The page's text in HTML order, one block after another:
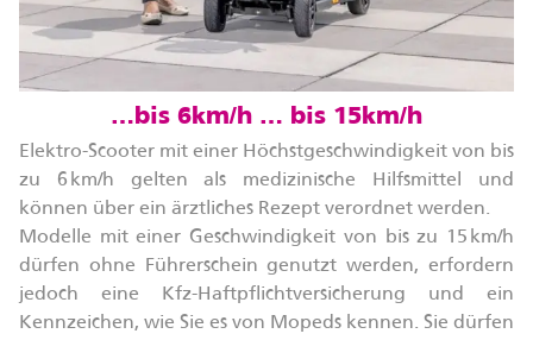
…bis 6km/h … bis 15km/h
Elektro-Scooter mit einer Höchstgeschwindigkeit von bis
zu 6 km/h gelten als medizinische Hilfsmittel und
können über ein ärztliches Rezept verordnet werden.
Modelle mit einer Geschwindigkeit von bis zu 15 km/h
dürfen ohne Führerschein genutzt werden, erfordern
jedoch eine Kfz-Haftpflichtversicherung und ein
Kennzeichen, wie Sie es von Mopeds kennen. Sie dürfen